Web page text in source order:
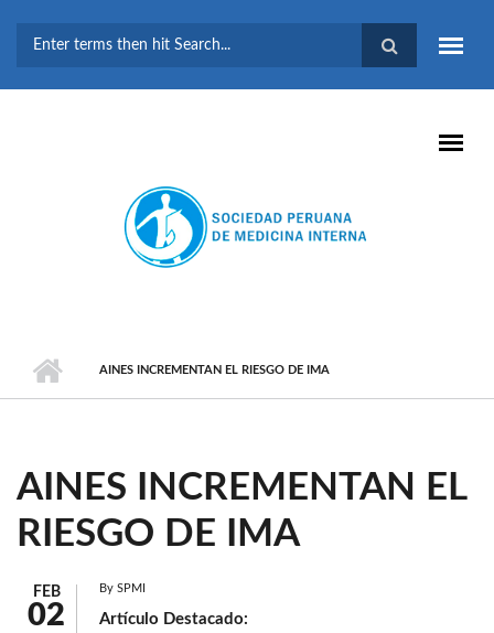
BÚSQUEDA
AINES INCREMENTAN EL RIESGO DE IMA
AINES INCREMENTAN EL
RIESGO DE IMA
FEB
02
By SPMI
Artículo Destacado: